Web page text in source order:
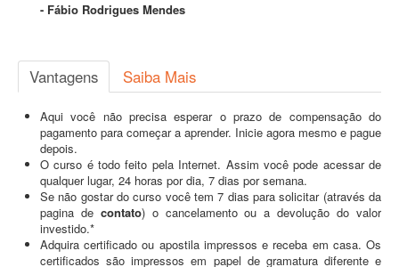
- Fábio Rodrigues Mendes
Vantagens Saiba Mais
Aqui você não precisa esperar o prazo de compensação do
pagamento para começar a aprender. Inicie agora mesmo e pague
depois.
O curso é todo feito pela Internet. Assim você pode acessar de
qualquer lugar, 24 horas por dia, 7 dias por semana.
Se não gostar do curso você tem 7 dias para solicitar (através da
pagina de contato) o cancelamento ou a devolução do valor
investido.*
Adquira certificado ou apostila impressos e receba em casa. Os
certificados são impressos em papel de gramatura diferente e